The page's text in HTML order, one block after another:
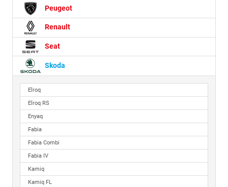
Peugeot
Renault
Seat
Skoda
Elroq
Elroq RS
Enyaq
Fabia
Fabia Combi
Fabia IV
Kamiq
Kamiq FL